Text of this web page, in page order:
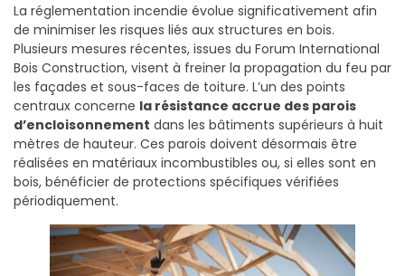
La réglementation incendie évolue significativement afin
de minimiser les risques liés aux structures en bois.
Plusieurs mesures récentes, issues du Forum International
Bois Construction, visent à freiner la propagation du feu par
les façades et sous-faces de toiture. L’un des points
centraux concerne la résistance accrue des parois
d’encloisonnement dans les bâtiments supérieurs à huit
mètres de hauteur. Ces parois doivent désormais être
réalisées en matériaux incombustibles ou, si elles sont en
bois, bénéficier de protections spécifiques vérifiées
périodiquement.